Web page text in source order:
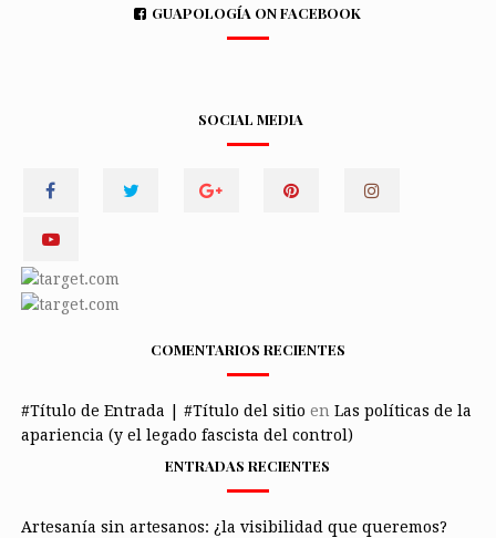
GUAPOLOGÍA ON FACEBOOK
SOCIAL MEDIA
COMENTARIOS RECIENTES
#Título de Entrada | #Título del sitio en Las políticas de la
apariencia (y el legado fascista del control)
ENTRADAS RECIENTES
Artesanía sin artesanos: ¿la visibilidad que queremos?